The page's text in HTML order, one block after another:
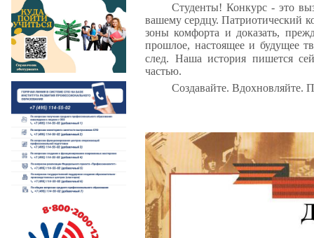
Студенты! Конкурс - это
вашему сердцу. Патриотический
зоны комфорта и доказать,
прошлое, настоящее и будущее
след. Наша история пишется
частью.
Создавайте. Вдохновляйте.